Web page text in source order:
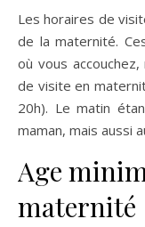
Les horaires de
de la maternité.
où vous
de visite en
20h). Le matin
maman, mais aussi
Age
maternité